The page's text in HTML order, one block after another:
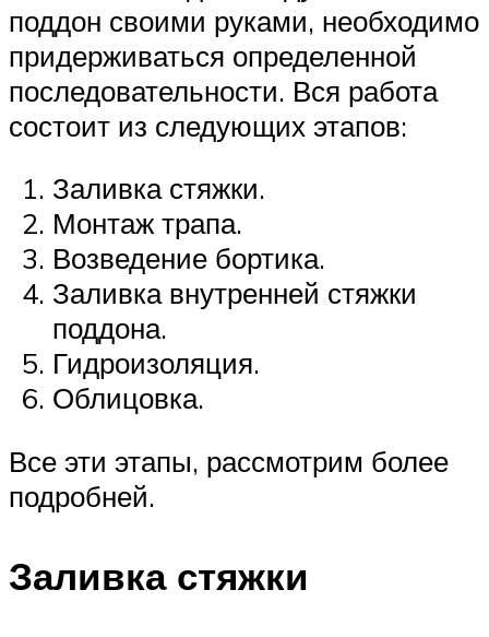
поддон своими руками, необходимо
придерживаться определенной
последовательности. Вся работа
состоит из следующих этапов:
Заливка стяжки.
Монтаж трапа.
Возведение бортика.
Заливка внутренней стяжки
поддона.
Гидроизоляция.
Облицовка.
Все эти этапы, рассмотрим более
подробней.
Заливка стяжки